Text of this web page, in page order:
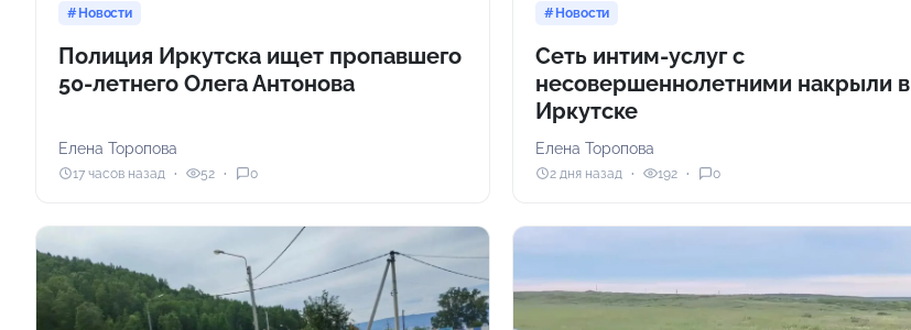
Новости
Полиция Иркутска ищет пропавшего
50-летнего Олега Антонова
Елена Торопова
17 часов назад 52 0
Новости
Сеть интим-услуг с
несовершеннолетними накрыли в
Иркутске
Елена Торопова
2 дня назад 192 0